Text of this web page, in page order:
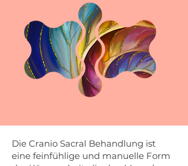
Die Cranio Sacral Behandlung ist
eine feinfühlige und manuelle Form